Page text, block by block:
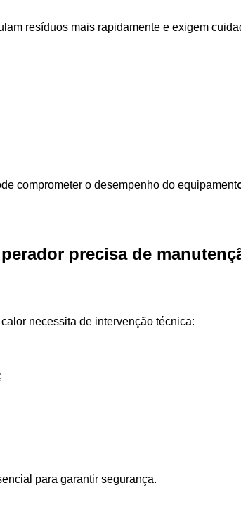
resíduos mais rapidamente e exigem
comprometer o desempenho do equipament
precisa de
necessita de intervenção técnica:
para garantir segurança.